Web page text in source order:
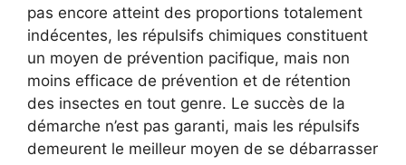
pas encore atteint des proportions totalement
indécentes, les répulsifs chimiques constituent
un moyen de prévention pacifique, mais non
moins efficace de prévention et de rétention
des insectes en tout genre. Le succès de la
démarche n’est pas garanti, mais les répulsifs
demeurent le meilleur moyen de se débarrasser